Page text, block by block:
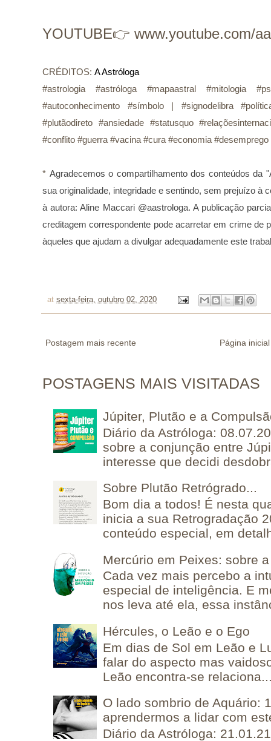
YOUTUBE👉 www.youtube.com/
CRÉDITOS: A Astróloga
#astrologia #astróloga #mapaastral #mitologia
#autoconhecimento #símbolo | #signodelibra
#plutãodireto #ansiedade #statusquo
#conflito #guerra #vacina #cura #economia
* Agradecemos o compartilhamento dos conteúdos da
sua originalidade, integridade e sentindo, sem prejuízo à
à autora: Aline Maccari @aastrologa. A publicação
creditagem correspondente pode acarretar em crime de
àqueles que ajudam a divulgar adequadamente este
at sexta-feira, outubro 02, 2020
Postagem mais recente Página inicial
POSTAGENS MAIS VISITADAS
Júpiter, Plutão e a
Diário da Astróloga:
sobre a conjunção entre
interesse que decidi
Sobre Plutão Retrógrado...
Bom dia a todos! É nesta
inicia a sua Retrogradação
conteúdo especial, em
Mercúrio em Peixes: sobre
Cada vez mais percebo a
especial de inteligência. E
nos leva até ela, essa
Hércules, o Leão e o Ego
Em dias de Sol em Leão e
falar do aspecto mas
Leão encontra-se
O lado sombrio de Aquário:
aprendermos a lidar com
Diário da Astróloga: